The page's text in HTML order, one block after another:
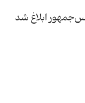
ابلاغ شد